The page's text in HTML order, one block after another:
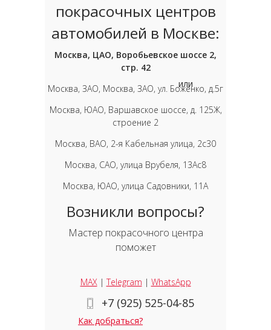
покрасочных центров
автомобилей в Москве:
Москва, ЦАО, Воробьевское шоссе 2,
стр. 42
Москва, ЗАО, Москва, ЗАО, ул. Боженко, д.5г
Москва, ЮАО, Варшавское шоссе, д. 125Ж,
строение 2
Москва, ВАО, 2-я Кабельная улица, 2с30
Москва, САО, улица Врубеля, 13Ас8
Москва, ЮАО, улица Садовники, 11А
Возникли вопросы?
Мастер покрасочного центра
поможет
MAX|Telegram | WhatsApp
+7 (925) 525-04-85
Как добраться?
или